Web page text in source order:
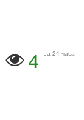
4 за 24 часа